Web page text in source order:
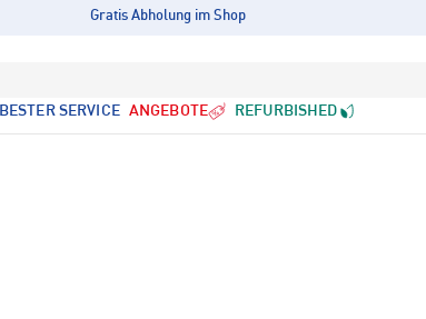
Gratis Abholung im Shop
BESTER SERVICE ANGEBOTE REFURBISHED